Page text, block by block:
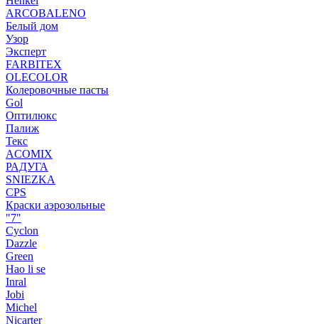
ARCOBALENO
Белый дом
Узор
Эксперт
FARBITEX
OLECOLOR
Колеровочные пасты
Gol
Оптилюкс
Палиж
Текс
ACOMIX
РАДУГА
SNIEZKA
CPS
Краски аэрозольные
"7"
Cyclon
Dazzle
Green
Hao li se
Inral
Jobi
Michel
Nicarter